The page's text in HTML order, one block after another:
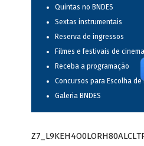
Quintas no BNDES
Sextas instrumentais
Reserva de ingressos
Filmes e festivais de cinema
Receba a programação
Concursos para Escolha
Galeria BNDES